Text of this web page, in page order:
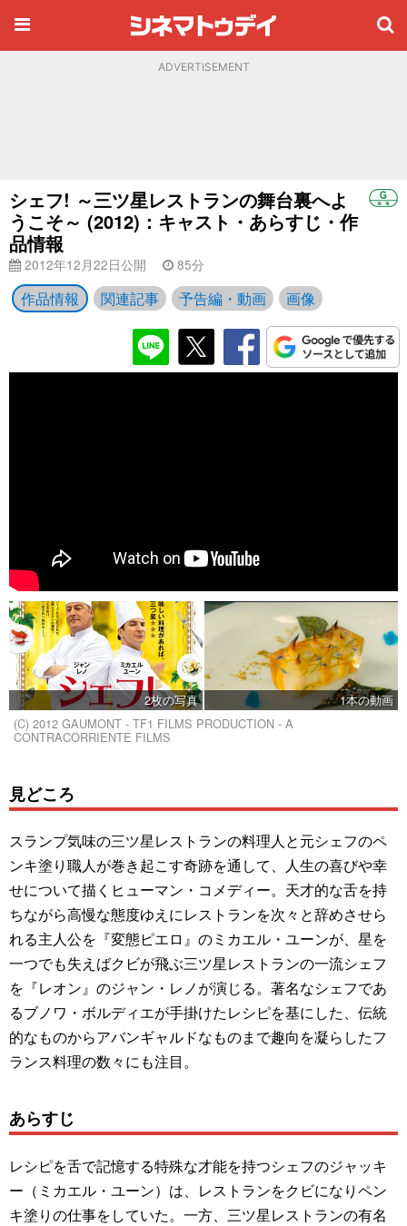
ADVERTISEMENT
シェフ! ～三ツ星レストランの舞台裏へよ
うこそ～ (2012)：キャスト・あらすじ・作
品情報
2012年12月22日公開 85分
作品情報 関連記事 予告編・動画 画像
2枚の写真
1本の動画
(C) 2012 GAUMONT - TF1 FILMS PRODUCTION - A
CONTRACORRIENTE FILMS
見どころ
スランプ気味の三ツ星レストランの料理人と元シェフのペ
ンキ塗り職人が巻き起こす奇跡を通して、人生の喜びや幸
せについて描くヒューマン・コメディー。天才的な舌を持
ちながら高慢な態度ゆえにレストランを次々と辞めさせら
れる主人公を『変態ピエロ』のミカエル・ユーンが、星を
一つでも失えばクビが飛ぶ三ツ星レストランの一流シェフ
を『レオン』のジャン・レノが演じる。著名なシェフであ
るブノワ・ボルディエが手掛けたレシピを基にした、伝統
的なものからアバンギャルドなものまで趣向を凝らしたフ
ランス料理の数々にも注目。
あらすじ
レシピを舌で記憶する特殊な才能を持つシェフのジャッキ
ー（ミカエル・ユーン）は、レストランをクビになりペン
キ塗りの仕事をしていた。一方、三ツ星レストランの有名